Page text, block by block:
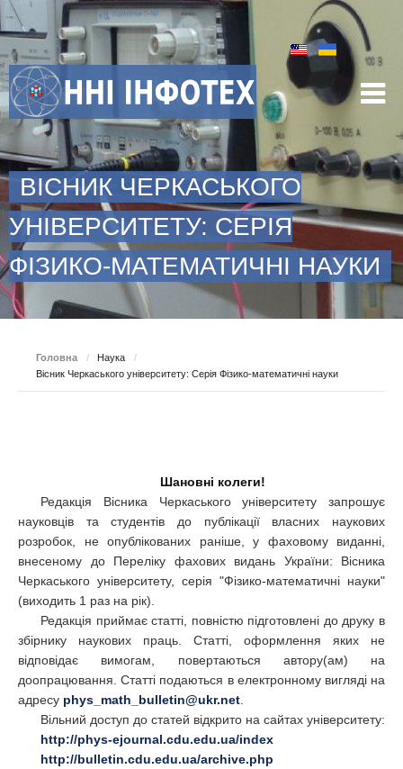
ВІСНИК ЧЕРКАСЬКОГО
УНІВЕРСИТЕТУ: СЕРІЯ
ФІЗИКО-МАТЕМАТИЧНІ НАУКИ
Головна / Наука
/
Вісник Черкаського університету: Серія Фізико-математичні науки
Шановні колеги!
Редакція Вісника Черкаського університету запрошує
науковців та студентів до публікації власних наукових
розробок, не опублікованих раніше, у фаховому виданні,
внесеному до Переліку фахових видань України: Вісника
Черкаського університету, серія "Фізико-математичні науки"
(виходить 1 раз на рік).
Редакція приймає статті, повністю підготовлені до друку в
збірнику наукових праць. Статті, оформлення яких не
відповідає вимогам, повертаються автору(ам) на
доопрацювання. Статті подаються в електронному вигляді на
адресу phys_math_bulletin@ukr.net
Вільний доступ до статей відкрито на сайтах університету:
http://phys-ejournal.cdu.edu.ua/index
http://bulletin.cdu.edu.ua/archive.php